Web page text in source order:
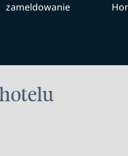
zameldowanie